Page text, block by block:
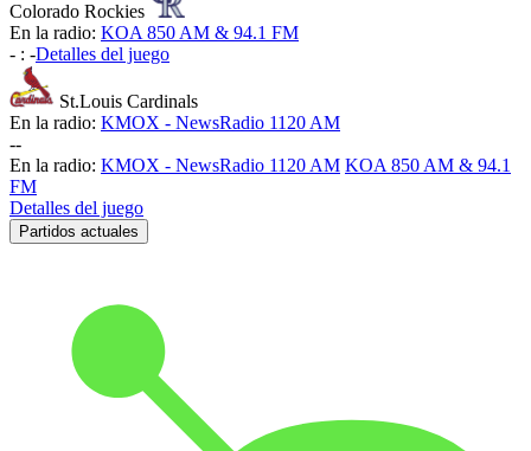
Colorado Rockies
En la radio: KOA 850 AM & 94.1 FM
- : -Detalles del juego
St.Louis Cardinals
En la radio: KMOX - NewsRadio 1120 AM
--
En la radio: KMOX - NewsRadio 1120 AM KOA 850 AM & 94.1
FM
Detalles del juego
Partidos actuales